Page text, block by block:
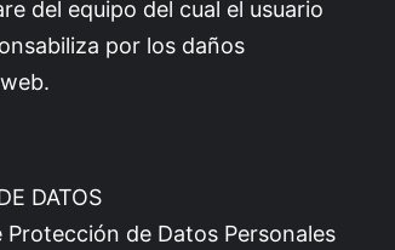
del equipo del cual el usuario
por los daños
DATOS
de Datos Personales